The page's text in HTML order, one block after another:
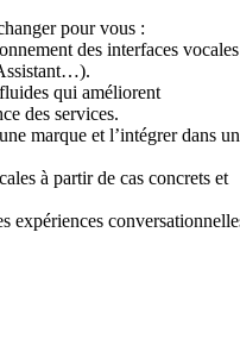
pour vous :
des interfaces vocales
qui améliorent
des services.
marque et l’intégrer dans un
à partir de cas concrets et
expériences